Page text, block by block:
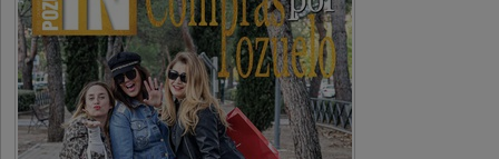
También pienso que si no fuéramos tan sucios no haría falta denunciar
nada
Pozuelo de Alarcón
Quejas por el deterioro de la
limpieza …